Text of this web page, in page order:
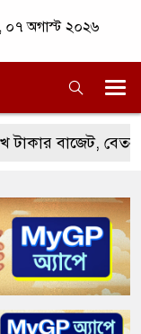
০৭ অগাস্ট ২০২৬
বেতন-ভাতায়